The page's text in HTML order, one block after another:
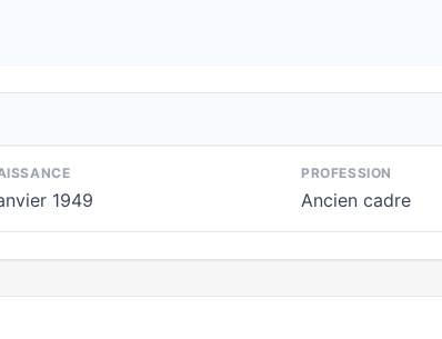
1949
PROFESSION
Ancien cadre